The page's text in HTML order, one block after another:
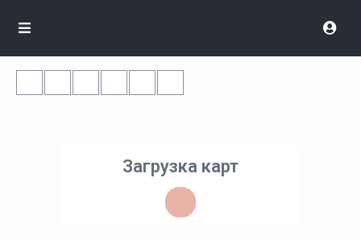
Загрузка карт